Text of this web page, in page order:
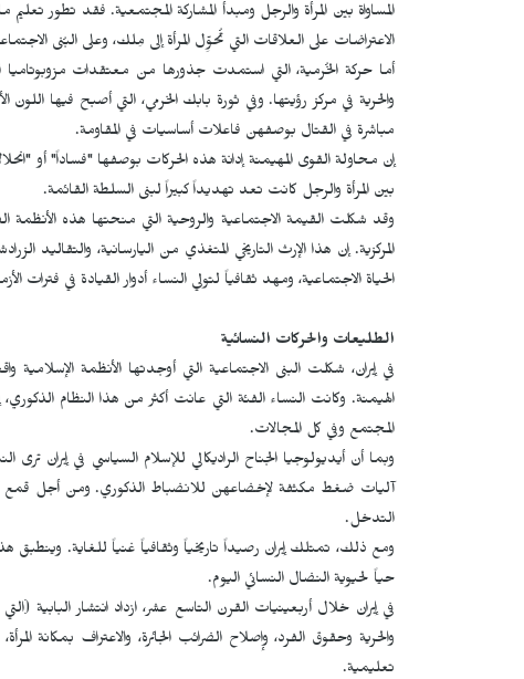
المساواة بين المرأة والرجل ومبدأ المشاركة المجتمعية. فقد تطور
الاعتراضات على العلاقات التي تُحوِّل المرأة إلى مِلك، وعلى البُنى
أما حركة الخُرمية، التي استمدت جذورها من معتقدات مزوبوتاميا
والحرية في مركز رؤيتها. وفي ثورة بابك الخرمي، التي أصبح فيها
مباشرة في القتال بوصفهن فاعلات أساسيات في المقاومة.
إن محاولة القوى المهيمنة إدانة هذه الحركات بوصفها "فساداً" أو
بين المرأة والرجل كانت تعد تهديداً كبيراً لبنى السلطة القائمة.
وقد شكلت القيمة الاجتماعية والروحية التي منحتها هذه الأنظمة
المركزية. إن هذا الإرث التاريخي المتغذي من اليارسانية، والتقاليد
الحياة الاجتماعية، ومهد ثقافياً لتولي النساء أدوار القيادة في فترات
الطليعات والحركات النسائية
في إيران، شكلت البنى الاجتماعية التي أوجدتها الأنظمة
الهيمنة. وكانت النساء الفئة التي عانت أكثر من هذا النظام
المجتمع وفي كل المجالات.
وبما أن أيديولوجيا الجناح الراديكالي للإسلام السياسي في
آليات ضغط مكثفة لإخضاعهن للانضباط الذكوري. ومن أجل قمع أي
التدخل.
ومع ذلك، تمتلك إيران رصيداً تاريخياً وثقافياً غنياً للغاية. وينطبق
حياً لحيوية النضال النسائي اليوم.
في إيران خلال أربعينيات القرن التاسع عشر، ازداد انتشار
والحرية وحقوق الفرد، وإصلاح الضرائب الجائرة، والاعتراف بمكانة
تعليمية.